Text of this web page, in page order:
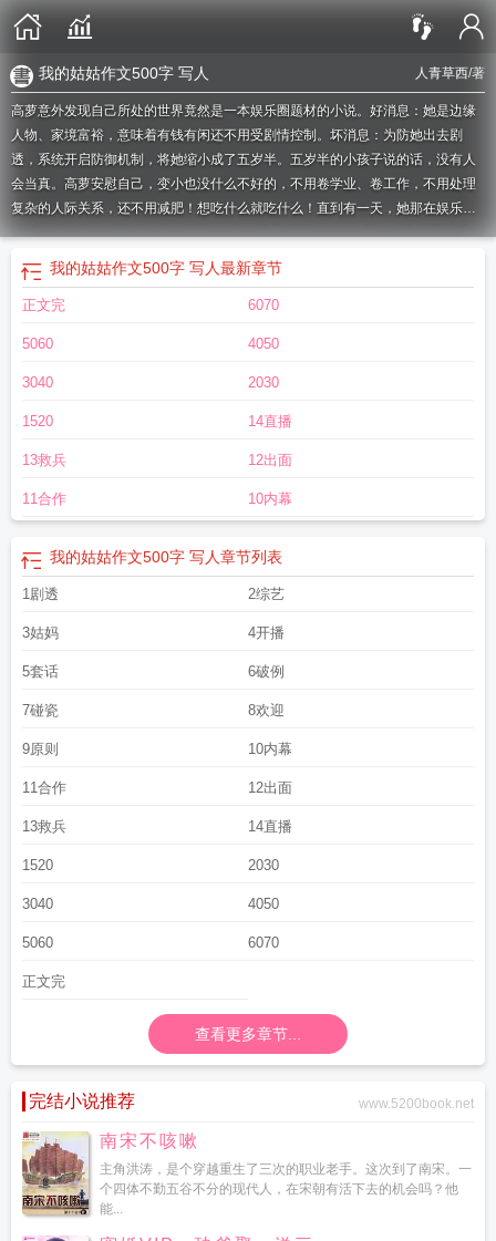
人青草西/著
我的姑姑作文500字 写人
高萝意外发现自己所处的世界竟然是一本娱乐圈题材的小说。好消息：她是边缘
人物、家境富裕，意味着有钱有闲还不用受剧情控制。坏消息：为防她出去剧
透，系统开启防御机制，将她缩小成了五岁半。五岁半的小孩子说的话，没有人
会当真。高萝安慰自己，变小也没什么不好的，不用卷学业、卷工作，不用处理
复杂的人际关系，还不用减肥！想吃什么就吃什么！直到有一天，她那在娱乐圈
混得灰头土脸的社恐侄女找上了门。*高姝乐是书里的炮灰女配，社恐不爱讲话，
作为对照组跟女主参加了同一档娃综。女主带自己的表弟一起上节目，将他照顾
得无微不至，被网友评为“国民好姐姐”；高姝乐跟借来的孩子都很沉默寡言，被网
友评价：【相处好窒息。】【上这节目就是为了火吧，孩子饿了困了从来不
一把吧。于是……*综艺拍摄第一天，所有小孩子嚎啕大哭，现场乱成一锅粥，但
呢，我明明可以长到一米七！”【好逗的小孩姐。】【人长得跟个小包子一样，做
的梦还挺美。】做任务时，节目组出了一道微积分题，做出来的优先挑选物资。
乐：“导演，我们选b。”导演：“对啦，恭喜我们高老师。”高萝（叉腰）：哼！我
可是常春藤盟校毕业的，包对的！【嗯？？？？？？】广告商来挑选嘉宾拍摄中
插广告，其他小孩子胆怯不敢上，高萝飞奔过去，拿起产品一顿介绍，把金主妈
妈哄得合不拢嘴：“这小孩好，大大方方的，我喜欢！”高萝冲高姝乐眨了眨眼：姐
带你飞。高姝乐：……【记忆力超群啊！台词半页纸呢！】【果然新的脑子就是
好使。】节目拍摄到中间，有人发现高萝跟高姝乐长得很像，而且两人都姓高。
闺女！她是我姑妈！！”网友：【谁是谁的妈？？？】*某一期交换“父母”做任务。
跟叔叔走？”高萝斜了他一眼：神金……但好像有点眼熟。再看一眼：嗯？这不是
远房亲戚家那个说长大要娶自己的小屁孩？！————————————（文案
哦！我的姑妈五岁半高萝人青草希 我的姑姑作文400字优秀作文
500个字
我的姑妈五岁半免费观看
青我的姑妈五岁半最新章节无弹窗 我的姑妈五岁半 人青草西 免费
青草西
我的姑妈五岁半人青草西免费阅读
的姑姑500字
我的姑姑作文500字 写人最新章节
正文完 6070
5060 4050
3040 2030
1520 14直播
13救兵 12出面
11合作 10内幕
我的姑姑作文500字 写人章节列表
1剧透 2综艺
3姑妈 4开播
5套话 6破例
7碰瓷 8欢迎
9原则 10内幕
11合作 12出面
13救兵 14直播
1520 2030
3040 4050
5060 6070
正文完
查看更多章节...
完结小说推荐 www.5200book.net
南宋不咳嗽
主角洪涛，是个穿越重生了三次的职业老手。这次到了南宋。一
个四体不勤五谷不分的现代人，在宋朝有活下去的机会吗？他
能...